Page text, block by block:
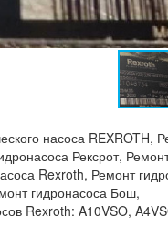
насоса REXROTH,
Рексрот,
Rexroth, Ремонт
гидронасоса Бош,
Rexroth: A10VSO,